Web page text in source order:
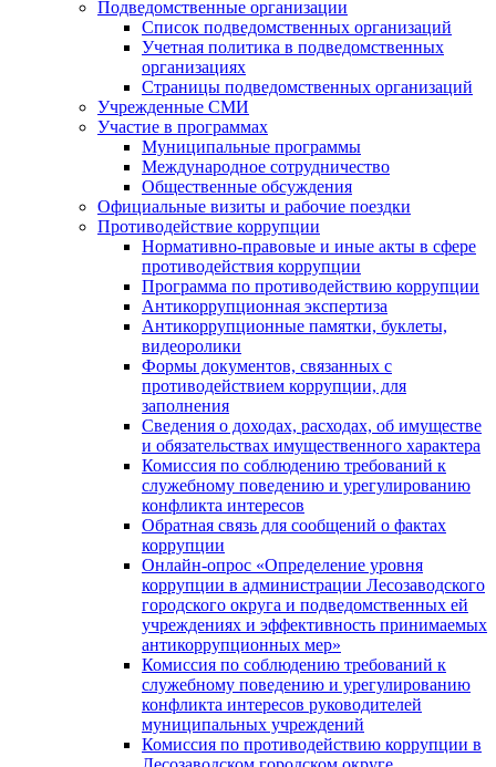
Подведомственные организации
Список подведомственных организаций
Учетная политика в подведомственных
организациях
Страницы подведомственных организаций
Учрежденные СМИ
Участие в программах
Муниципальные программы
Международное сотрудничество
Общественные обсуждения
Официальные визиты и рабочие поездки
Противодействие коррупции
Нормативно-правовые и иные акты в сфере
противодействия коррупции
Программа по противодействию коррупции
Антикоррупционная экспертиза
Антикоррупционные памятки, буклеты,
видеоролики
Формы документов, связанных с
противодействием коррупции, для
заполнения
Сведения о доходах, расходах, об имуществе
и обязательствах имущественного характера
Комиссия по соблюдению требований к
служебному поведению и урегулированию
конфликта интересов
Обратная связь для сообщений о фактах
коррупции
Онлайн-опрос «Определение уровня
коррупции в администрации Лесозаводского
городского округа и подведомственных ей
учреждениях и эффективность принимаемых
антикоррупционных мер»
Комиссия по соблюдению требований к
служебному поведению и урегулированию
конфликта интересов руководителей
муниципальных учреждений
Комиссия по противодействию коррупции в